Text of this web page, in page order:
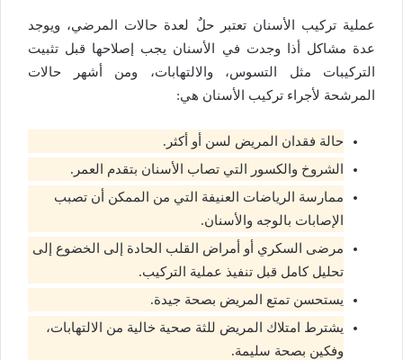
عملية تركيب الأسنان تعتبر حلٌ لعدة حالات المرضي، ويوجد
عدة مشاكل أذا وجدت في الأسنان يجب إصلاحها قبل تثبيت
التركيبات مثل التسوس، والالتهابات، ومن أشهر حالات
المرشحة لأجراء تركيب الأسنان هي:
حالة فقدان المريض لسن أو أكثر.
الشروخ والكسور التي تصاب الأسنان بتقدم العمر.
ممارسة الرياضات العنيفة التي من الممكن أن تصبب
الإصابات بالوجه والأسنان.
مرضى السكري أو أمراض القلب الحادة إلى الخضوع إلى
تحليل كامل قبل تنفيذ عملية التركيب.
يستحسن تمتع المريض بصحة جيدة.
يشترط امتلاك المريض للثة صحية خالية من الالتهابات،
وفكين بصحة سليمة.